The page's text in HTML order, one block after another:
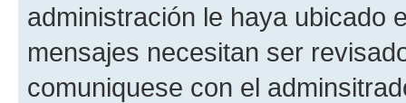
administración le haya ubicado
mensajes necesitan ser
comuniquese con el